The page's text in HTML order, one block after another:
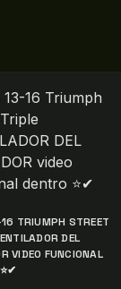
TRIUMPH STREET
DEL
VIDEO FUNCIONAL